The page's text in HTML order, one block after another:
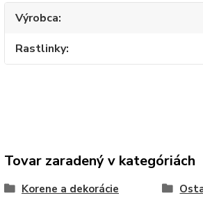
Výrobca
Rastlinky
Tovar zaradený v kategóriách
Korene a dekorácie